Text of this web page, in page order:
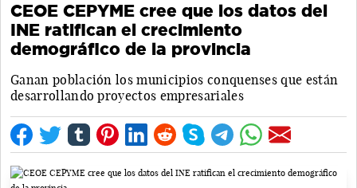
CEOE CEPYME cree que los datos del
INE ratifican el crecimiento
demográfico de la provincia
Ganan población los municipios conquenses que están
desarrollando proyectos empresariales